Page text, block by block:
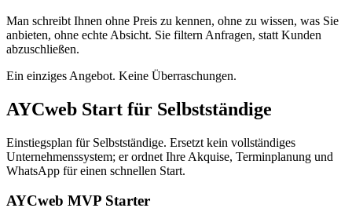
Man schreibt Ihnen ohne Preis zu kennen, ohne zu wissen, was Sie
anbieten, ohne echte Absicht. Sie filtern Anfragen, statt Kunden
abzuschließen.
Ein einziges Angebot. Keine Überraschungen.
AYCweb Start für Selbstständige
Einstiegsplan für Selbstständige. Ersetzt kein vollständiges
Unternehmenssystem; er ordnet Ihre Akquise, Terminplanung und
WhatsApp für einen schnellen Start.
AYCweb MVP Starter